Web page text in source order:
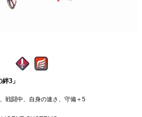
3」
戦闘中、自身の速さ、守備＋5